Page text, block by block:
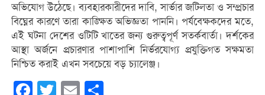
অভিযোগ উঠেছে। ব্যবহারকারীদের দাবি, সার্ভার জটিলতা ও সম্প্রচার
বিঘ্নের কারণে তারা কাঙ্ক্ষিত অভিজ্ঞতা পাননি। পর্যবেক্ষকদের মতে,
এই ঘটনা দেশের ওটিটি খাতের জন্য গুরুত্বপূর্ণ সতর্কবার্তা। দর্শকের
আস্থা অর্জনে প্রচারণার পাশাপাশি নির্ভরযোগ্য প্রযুক্তিগত সক্ষমতা
নিশ্চিত করাই এখন সবচেয়ে বড় চ্যালেঞ্জ।
Facebook
Twitter Email